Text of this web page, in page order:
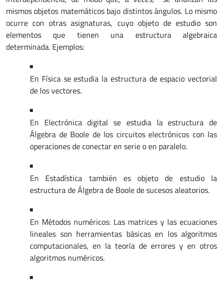
mismos objetos matemáticos bajo distintos ángulos. Lo mismo
ocurre con otras asignaturas, cuyo objeto de estudio son
elementos que tienen una estructura algebraica
determinada. Ejemplos:
En Física se estudia la estructura de espacio vectorial
de los vectores.
En Electrónica digital se estudia la estructura de
Álgebra de Boole de los circuitos electrónicos con las
operaciones de conectar en serie o en paralelo.
En Estadística también es objeto de estudio la
estructura de Álgebra de Boole de sucesos aleatorios.
En Métodos numéricos: Las matrices y las ecuaciones
lineales son herramientas básicas en los algoritmos
computacionales, en la teoría de errores y en otros
algoritmos numéricos.